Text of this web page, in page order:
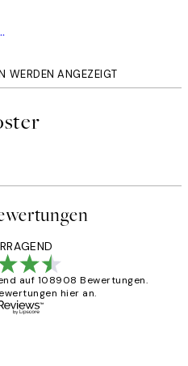
Momoyogusa Poster
WERDEN ANGEZEIGT
auf 108908 Bewertungen.
hier an.